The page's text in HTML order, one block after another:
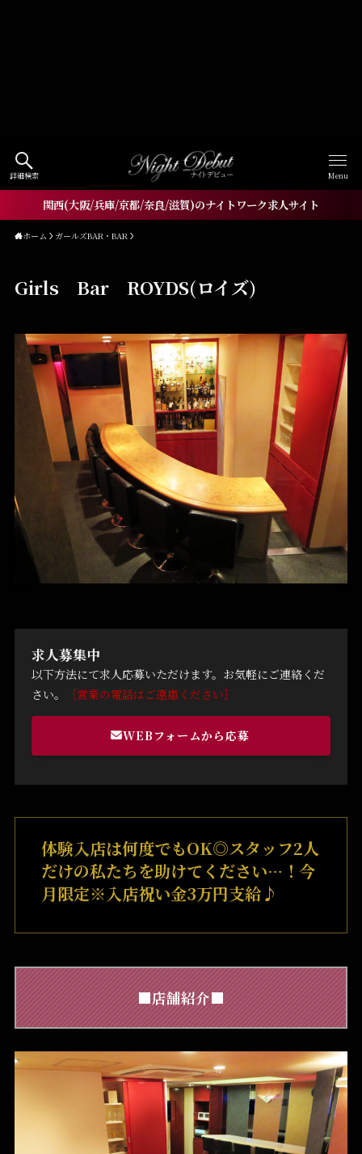
詳細検索 Menu
関西(大阪/兵庫/京都/奈良/滋賀)のナイトワーク求人サイト
ホーム ガールズBAR・BAR
Girls Bar ROYDS(ロイズ)
求人募集中
以下方法にて求人応募いただけます。お気軽にご連絡くだ
さい。
［営業の電話はご遠慮ください］
WEBフォームから応募
体験入店は何度でもOK◎スタッフ2人
だけの私たちを助けてください…！今
月限定※入店祝い金3万円支給♪
■店舗紹介■